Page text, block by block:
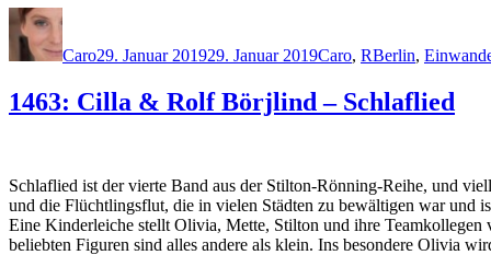
Autor
Caro29. Januar 201929. Januar 2019Caro, RBerlin,
1463: Cilla & Rolf Börjlind – Schlaflied
Schlaflied ist der vierte Band aus der Stilton-Rönning-Reihe, und
und die Flüchtlingsflut, die in vielen Städten zu bewältigen war und
Eine Kinderleiche stellt Olivia, Mette, Stilton und ihre
beliebten Figuren sind alles andere als klein. Ins besondere Olivia